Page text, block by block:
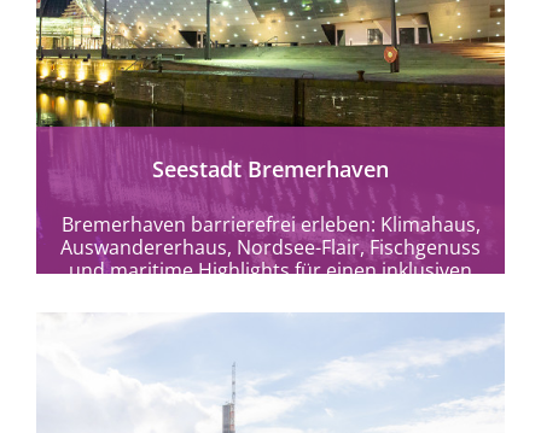
mehr erfahren
Seestadt Bremerhaven
Bremerhaven barrierefrei erleben: Klimahaus,
Auswandererhaus, Nordsee-Flair, Fischgenuss
und maritime Highlights für einen inklusiven